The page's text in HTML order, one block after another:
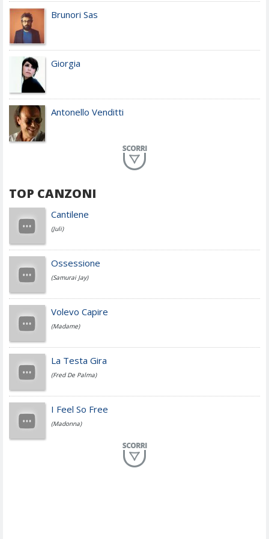
Brunori Sas
Giorgia
Antonello Venditti
Achille Lauro
Cesare Cremonini
Jovanotti
Fedez
Simone Cristicchi
TOP CANZONI
Cantilene
(Juli)
Ossessione
(Samurai Jay)
Volevo Capire
(Madame)
La Testa Gira
(Fred De Palma)
I Feel So Free
(Madonna)